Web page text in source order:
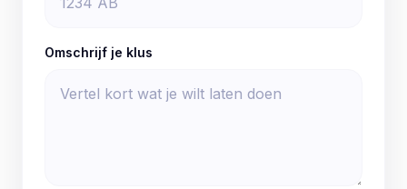
Omschrijf je klus